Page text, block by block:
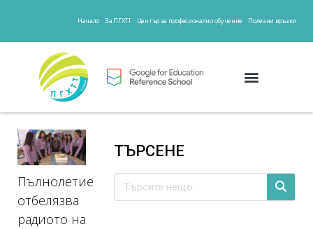
Начало За ПГХТТ Център за професионално обучение Полезни връзки
Пълнолетие
отбелязва
радиото на
ТЪРСЕНЕ